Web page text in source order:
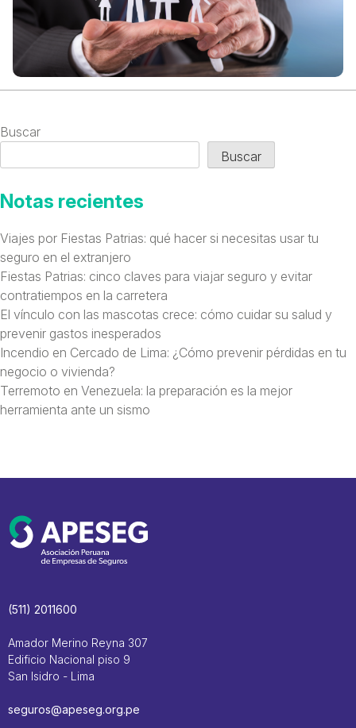
Buscar
Buscar
Notas recientes
Viajes por Fiestas Patrias: qué hacer si necesitas usar tu
seguro en el extranjero
Fiestas Patrias: cinco claves para viajar seguro y evitar
contratiempos en la carretera
El vínculo con las mascotas crece: cómo cuidar su salud y
prevenir gastos inesperados
Incendio en Cercado de Lima: ¿Cómo prevenir pérdidas en tu
negocio o vivienda?
Terremoto en Venezuela: la preparación es la mejor
herramienta ante un sismo
(511) 2011600
Amador Merino Reyna 307
Edificio Nacional piso 9
San Isidro - Lima
seguros@apeseg.org.pe